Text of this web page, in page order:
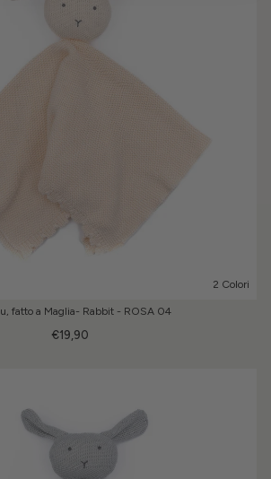
2 Colori
fatto a Maglia- Rabbit - ROSA 04
€19,90